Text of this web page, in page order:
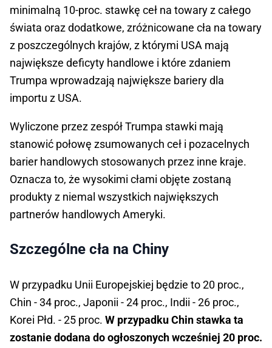
minimalną 10-proc. stawkę ceł na towary z całego
świata oraz dodatkowe, zróżnicowane cła na towary
z poszczególnych krajów, z którymi USA mają
największe deficyty handlowe i które zdaniem
Trumpa wprowadzają największe bariery dla
importu z USA.
Wyliczone przez zespół Trumpa stawki mają
stanowić połowę zsumowanych ceł i pozacelnych
barier handlowych stosowanych przez inne kraje.
Oznacza to, że wysokimi cłami objęte zostaną
produkty z niemal wszystkich największych
partnerów handlowych Ameryki.
Szczególne cła na Chiny
W przypadku Unii Europejskiej będzie to 20 proc.,
Chin - 34 proc., Japonii - 24 proc., Indii - 26 proc.,
Korei Płd. - 25 proc. W przypadku Chin stawka ta
zostanie dodana do ogłoszonych wcześniej 20 proc.